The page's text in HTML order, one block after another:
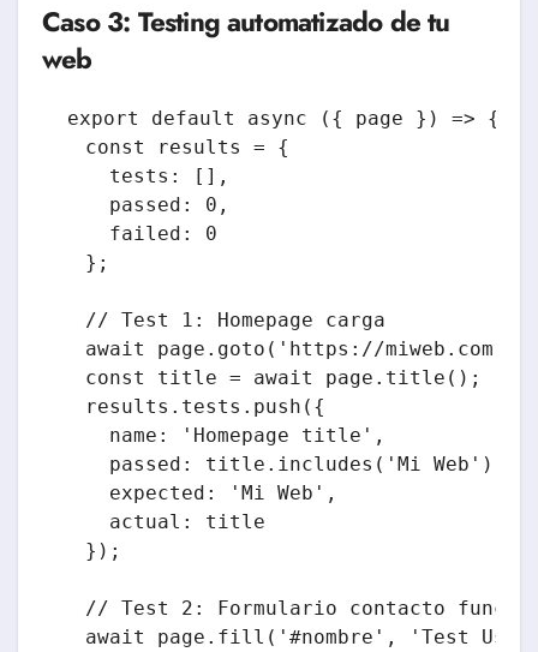
Caso 3: Testing automatizado de tu
web
export default async ({ page }) => {
  const results = {
    tests: [],
    passed: 0,
    failed: 0
  };
  // Test 1: Homepage carga
  await page.goto('https://miweb.com');
  const title = await page.title();
  results.tests.push({
    name: 'Homepage title',
    passed: title.includes('Mi Web'),
    expected: 'Mi Web',
    actual: title
  });
// Test 2: Formulario contacto
await page.fill('#nombre', 'Test